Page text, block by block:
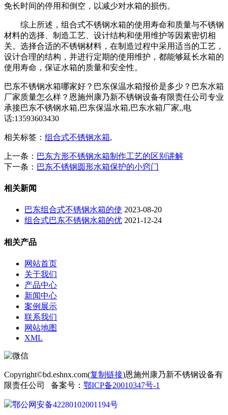
免长时间的停用和倒空，以减少对水箱的损伤。
综上所述，组合式不锈钢水箱的使用寿命和质量与不锈钢
材料的选择、制造工艺、设计结构和使用维护等因素密切相
关。选择合适的不锈钢材料，在制造过程中采用适当的工艺，
设计合理的结构，并进行定期的使用维护，都能够延长水箱的
使用寿命，保证水箱的质量和安全性。
巴东不锈钢水箱哪家好？巴东保温水箱报价是多少？巴东水箱
厂家质量怎么样？恩施州康乃新不锈钢设备有限责任公司专业
承接巴东不锈钢水箱,巴东保温水箱,巴东水箱厂家,,电
话:13593603430
相关标签： 组合式不锈钢水箱,
上一条： 巴东方形不锈钢水箱制作工艺的区别讲解
下一条： 巴东不锈钢圆形水箱保护的小窍门
相关新闻
巴东组合式不锈钢水箱的使 2023-08-20
组合式巴东不锈钢水箱的优 2021-12-24
相关产品
网站首页
关于我们
产品中心
新闻中心
案例展示
联系我们
网站地图
XML
Copyright©bd.eshnx.com(复制链接)恩施州康乃新不锈钢设备有
限责任公司 备案号： 鄂ICP备20010347号-1
鄂公网安备42280102001194号